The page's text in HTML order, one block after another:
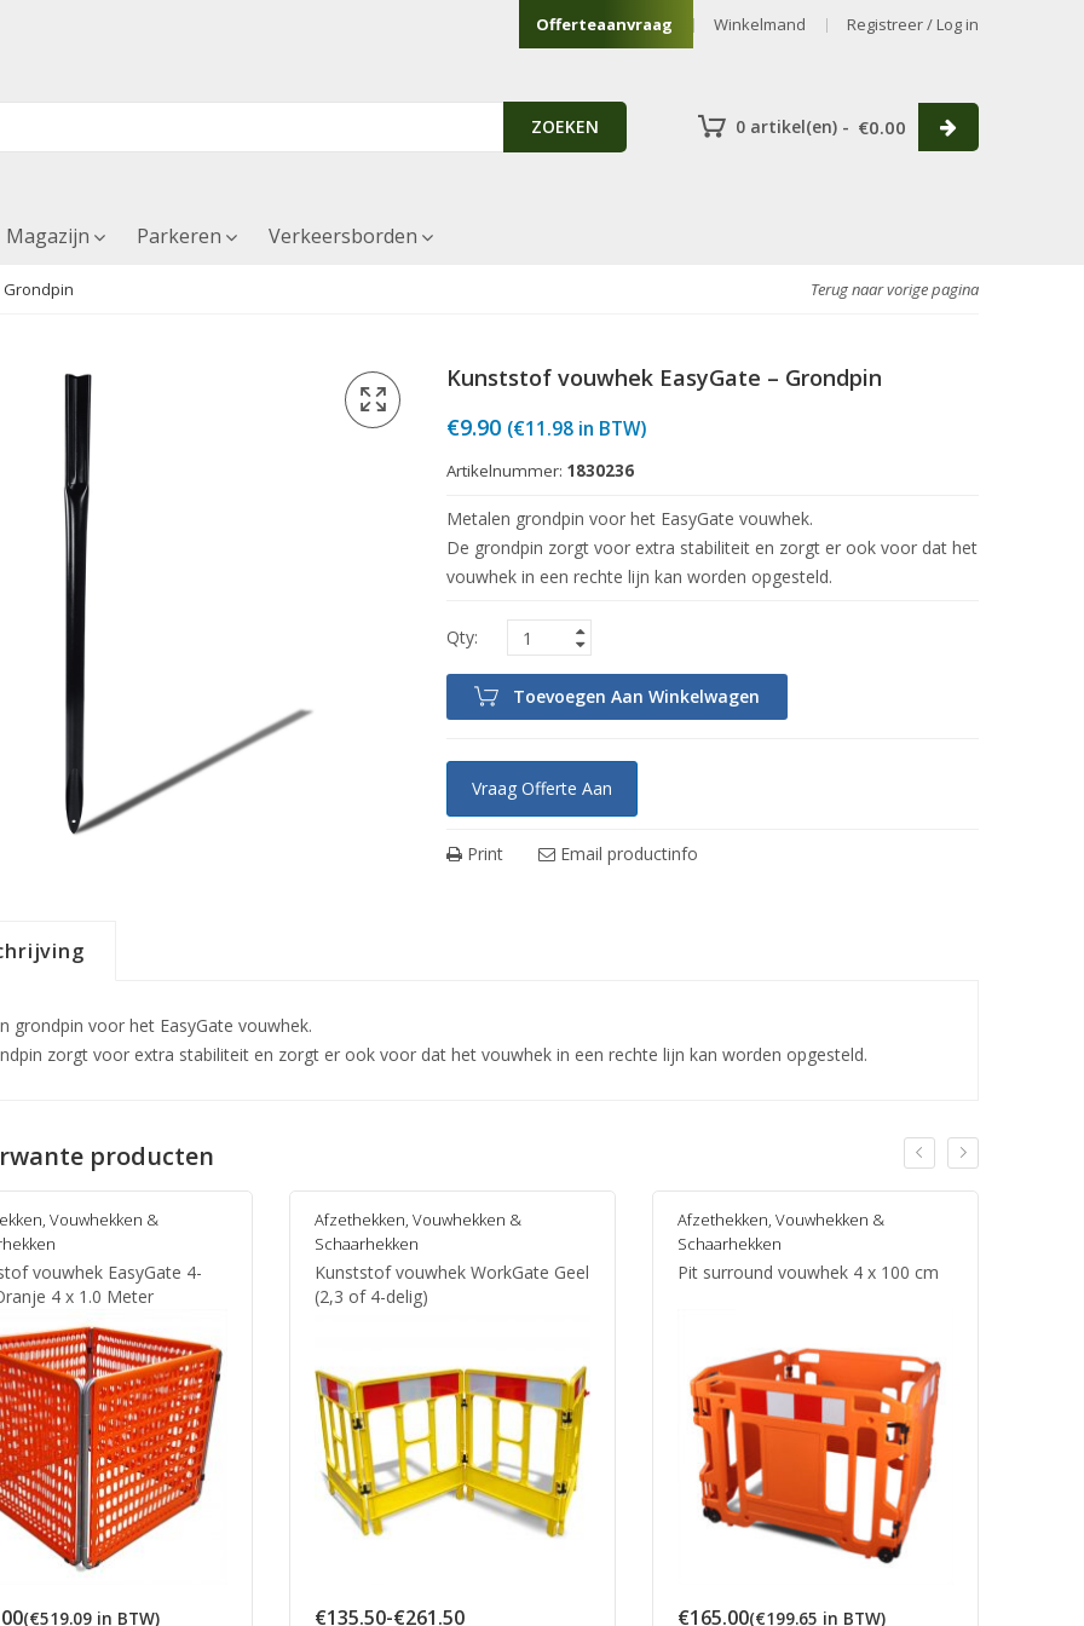
Offerteaanvraag Winkelmand Registreer / Log in
ZOEKEN 0 artikel(en) - €0.00
Magazijn Parkeren Verkeersborden
Terug naar vorige pagina
Kunststof vouwhek EasyGate – Grondpin
€9.90 (€11.98 in BTW)
Artikelnummer: 1830236
Metalen grondpin voor het EasyGate vouwhek.
De grondpin zorgt voor extra stabiliteit en zorgt er ook voor dat het
vouwhek in een rechte lijn kan worden opgesteld.
Toevoegen Aan Winkelwagen
Vraag Offerte Aan
Print Email productinfo
grondpin voor het EasyGate vouwhek.
zorgt voor extra stabiliteit en zorgt er ook voor dat het vouwhek in een rechte lijn kan worden opgesteld.
producten
, Vouwhekken &
vouwhek EasyGate 4-
4 x 1.0 Meter
(€519.09 in BTW)
Afzethekken, Vouwhekken &
Schaarhekken
Kunststof vouwhek WorkGate Geel
(2,3 of 4-delig)
€135.50-€261.50Prijsklasse:
Afzethekken, Vouwhekken &
Schaarhekken
Pit surround vouwhek 4 x 100 cm
€165.00(€199.65 in BTW)